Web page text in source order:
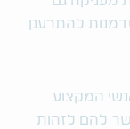
להתרענן
המקצוע
להם לזהות